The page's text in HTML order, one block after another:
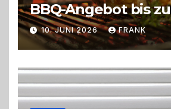
BBQ-Angebot bis
perfekten
Trend zu Outdoor-
Live-Cooking
10. JUNI 2026 FRANK